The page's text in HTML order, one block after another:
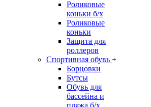
Роликовые
коньки б/х
Роликовые
коньки
Защита для
роллеров
Спортивная обувь +
Борцовки
Бутсы
Обувь для
бассейна и
пляжа б/х